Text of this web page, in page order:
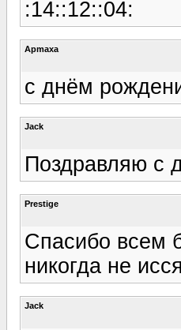
:14::12::04:
Apmaxa
с днём
Jack
Поздравляю с
Prestige
Спасибо всем
никогда не
Jack